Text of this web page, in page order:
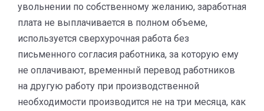
увольнении по собственному желанию, заработная
плата не выплачивается в полном объеме,
используется сверхурочная работа без
письменного согласия работника, за которую ему
не оплачивают, временный перевод работников
на другую работу при производственной
необходимости производится не на три месяца, как